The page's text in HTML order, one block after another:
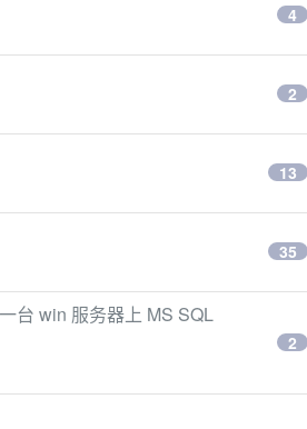
4
2
13
35
台 win 服务器上 MS SQL
2